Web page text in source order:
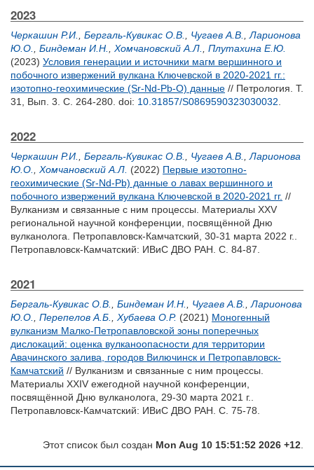
2023
Черкашин Р.И. Бергаль-Кувикас О.В. Чугаев А.В.
Ларионова
Ю.О.
Биндеман И.Н. Хомчановский А.Л.
Плутахина Е.Ю.
(2023) Условия генерации и источники магм вершинного и
побочного извержений вулкана Ключевской в 2020-2021 гг.:
изотопно-геохимические (Sr-Nd-Pb-O) данные // Петрология. Т.
31, Вып. 3. С. 264-280. doi: 10.31857/S0869590323030032
2022
Черкашин Р.И. Бергаль-Кувикас О.В. Чугаев А.В.
Ларионова
Ю.О.
Хомчановский А.Л. (2022) Первые изотопно-
геохимические (Sr-Nd-Pb) данные о лавах вершинного и
побочного извержений вулкана Ключевской в 2020-2021 гг. //
Вулканизм и связанные с ним процессы. Материалы XXV
региональной научной конференции, посвящённой Дню
вулканолога. Петропавловск-Камчатский, 30-31 марта 2022 г..
Петропавловск-Камчатский: ИВиС ДВО РАН. С. 84-87.
2021
Бергаль-Кувикас О.В. Биндеман И.Н. Чугаев А.В.
Ларионова
Ю.О.
Перепелов А.Б. Хубаева О.Р. (2021) Моногенный
вулканизм Малко-Петропавловской зоны поперечных
дислокаций: оценка вулканоопасности для территории
Авачинского залива, городов Вилючинск и Петропавловск-
Камчатский // Вулканизм и связанные с ним процессы.
Материалы XXIV ежегодной научной конференции,
посвящённой Дню вулканолога, 29-30 марта 2021 г..
Петропавловск-Камчатский: ИВиС ДВО РАН. С. 75-78.
Этот список был создан Mon Aug 10 15:51:52 2026 +12